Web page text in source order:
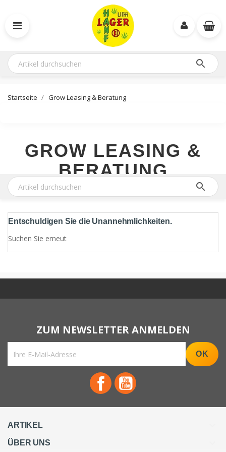

Startseite Grow Leasing & Beratung
GROW LEASING &
BERATUNG
Entschuldigen Sie die Unannehmlichkeiten.
Suchen Sie erneut

Facebook
ARTIKEL
ÜBER UNS